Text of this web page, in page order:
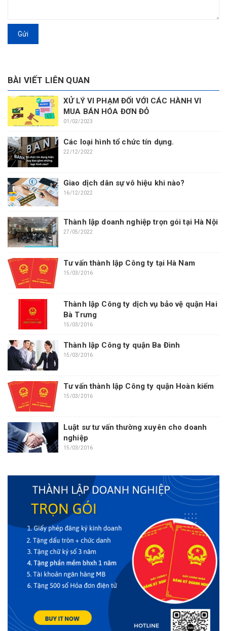
Gửi
BÀI VIẾT LIÊN QUAN
XỬ LÝ VI PHẠM ĐỐI VỚI CÁC HÀNH VI
MUA BÁN HÓA ĐƠN ĐỎ
01/02/2023
Các loại hình tổ chức tín dụng.
22/12/2022
Giao dịch dân sự vô hiệu khi nào?
16/12/2022
Thành lập doanh nghiệp trọn gói tại Hà Nội
27/05/2022
Tư vấn thành lập Công ty tại Hà Nam
15/03/2016
Thành lập Công ty dịch vụ bảo vệ quận Hai
Bà Trưng
15/03/2016
Thành lập Công ty quận Ba Đình
15/03/2016
Tư vấn thành lập Công ty quận Hoàn kiếm
15/03/2016
Luật sư tư vấn thường xuyên cho doanh
nghiệp
15/03/2016